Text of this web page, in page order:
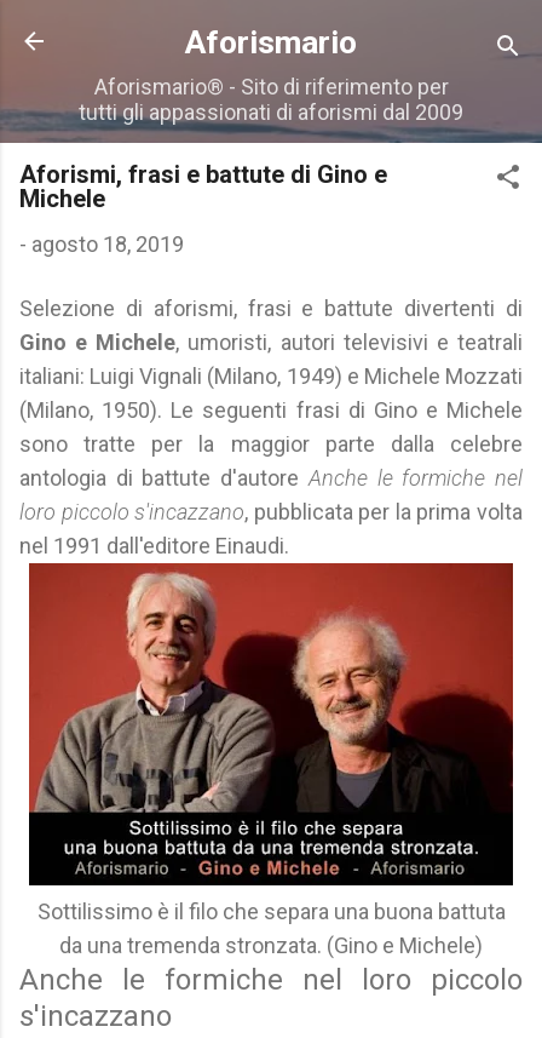
Passa ai contenuti principali
Aforismario
Aforismario® - Sito di riferimento per
tutti gli appassionati di aforismi dal 2009
Aforismi, frasi e battute di Gino e
Michele
- agosto 18, 2019
Selezione di aforismi, frasi e battute divertenti di
Gino e Michele, umoristi, autori televisivi e teatrali
italiani: Luigi Vignali (Milano, 1949) e Michele Mozzati
(Milano, 1950). Le seguenti frasi di Gino e Michele
sono tratte per la maggior parte dalla celebre
antologia di battute d'autore Anche le formiche nel
loro piccolo s'incazzano, pubblicata per la prima volta
nel 1991 dall'editore Einaudi.
Sottilissimo è il filo che separa una buona battuta
da una tremenda stronzata. (Gino e Michele)
Anche le formiche nel loro piccolo
s'incazzano